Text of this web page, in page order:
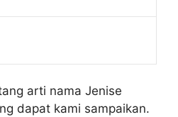
arti nama Jenise
dapat kami sampaikan.